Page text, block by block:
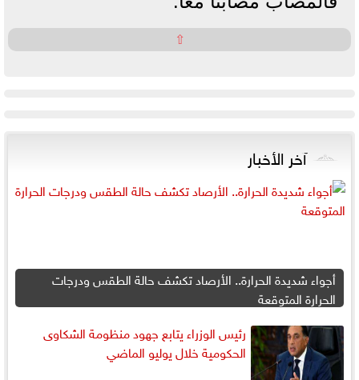
⇧
آخر الأخبار
أجواء شديدة الحرارة.. الأرصاد تكشف حالة الطقس ودرجات
الحرارة المتوقعة
رئيس الوزراء يتابع جهود منظومة الشكاوى
الحكومية خلال يوليو الماضي